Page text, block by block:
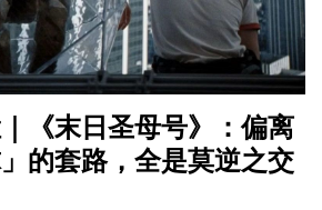
《末日圣母号》：偏离
」的套路，全是莫逆之交